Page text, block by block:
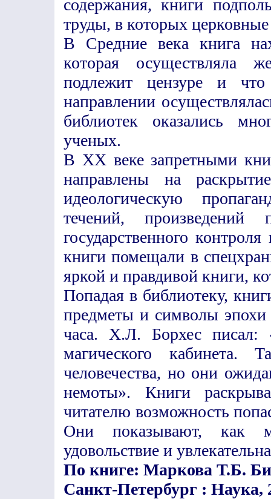
содержания, книги
труды, в которых церковные
В Средние века книга
которая осуществляла
подлежит цензуре и
направлении
библиотек оказались
ученых.
В XX веке запретными
направлены на
идеологическую
течений, произведений
государственного
книги помещали в
яркой и правдивой книги,
Попадая в библиотеку,
предметы и символы эпохи
часа. Х.Л. Борхес писал:
магического кабинета.
человечества, но они
немоты». Книги
читателю возможность
Они показывают, как
удовольствие и
По книге: Маркова Т.Б.
Санкт-Петербург : Наука,